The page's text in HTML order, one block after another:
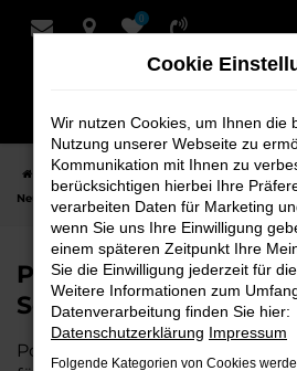
Zum
0
Startseite Achim Porsche Porsche
Neuwagen bei Schmidt + Koch für Achim
Porsche Cayenne
Schmidt + Koch für
Porsche Cayenne ist die
Cookie
Wir nutzen Cookies, um Ihnen die
Nutzung unserer Webseite zu
Kommunikation mit Ihnen zu
berücksichtigen hierbei Ihre
verarbeiten Daten für Marketing
wenn Sie uns Ihre Einwilligung
einem späteren Zeitpunkt Ihre
Sie die Einwilligung jederzeit für
Weitere Informationen zum
Datenverarbeitung finden Sie hier:
Datenschutzerklärung Impressum
Folgende Kategorien von Cookies